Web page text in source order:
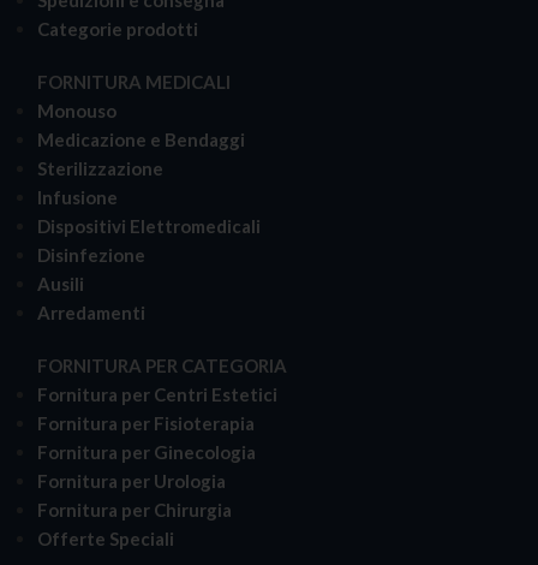
Categorie prodotti
FORNITURA MEDICALI
Monouso
Medicazione e Bendaggi
Sterilizzazione
Infusione
Dispositivi Elettromedicali
Disinfezione
Ausili
Arredamenti
FORNITURA PER CATEGORIA
Fornitura per Centri Estetici
Fornitura per Fisioterapia
Fornitura per Ginecologia
Fornitura per Urologia
Fornitura per Chirurgia
Offerte Speciali